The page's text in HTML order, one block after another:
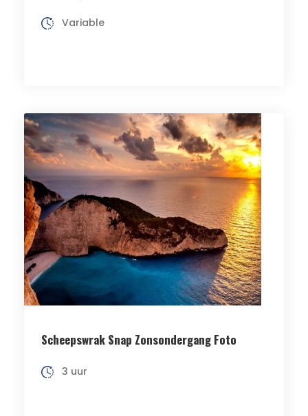
Variable
Scheepswrak Snap Zonsondergang Foto
3 uur